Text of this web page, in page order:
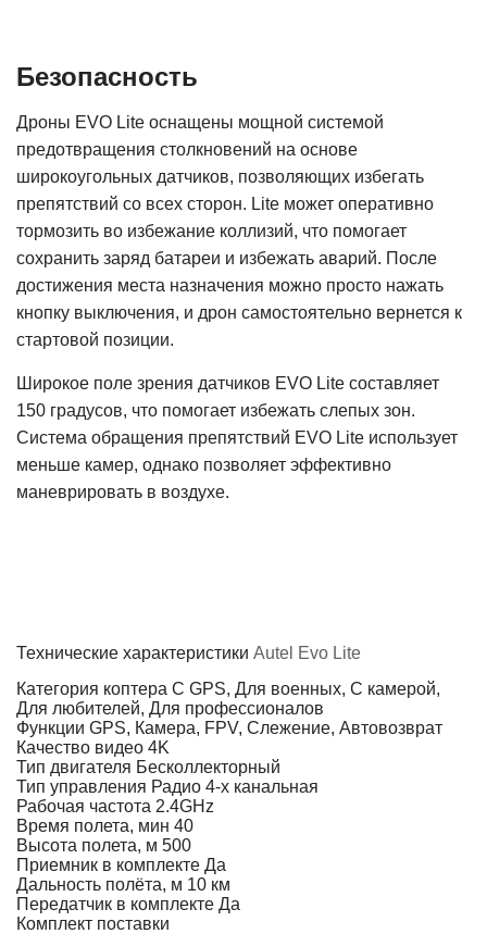
Безопасность
Дроны EVO Lite оснащены мощной системой
предотвращения столкновений на основе
широкоугольных датчиков, позволяющих избегать
препятствий со всех сторон. Lite может оперативно
тормозить во избежание коллизий, что помогает
сохранить заряд батареи и избежать аварий. После
достижения места назначения можно просто нажать
кнопку выключения, и дрон самостоятельно вернется к
стартовой позиции.
Широкое поле зрения датчиков EVO Lite составляет
150 градусов, что помогает избежать слепых зон.
Система обращения препятствий EVO Lite использует
меньше камер, однако позволяет эффективно
маневрировать в воздухе.
Технические характеристики Autel Evo Lite
Категория коптера С GPS, Для военных, С камерой,
Для любителей, Для профессионалов
Функции GPS, Камера, FPV, Слежение, Автовозврат
Качество видео 4K
Тип двигателя Бесколлекторный
Тип управления Радио 4-х канальная
Рабочая частота 2.4GHz
Время полета, мин 40
Высота полета, м 500
Приемник в комплекте Да
Дальность полёта, м 10 км
Передатчик в комплекте Да
Комплект поставки